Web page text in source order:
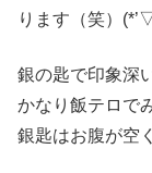
ります（笑）
銀の匙で印象深
かなり飯テロで
銀匙はお腹が空